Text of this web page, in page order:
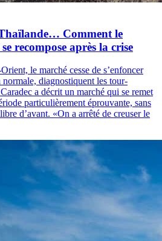
Comment le
recompose après la crise
le marché cesse de s’enfoncer
normale, diagnostiquent les tour-
a décrit un marché qui se remet
particulièrement éprouvante, sans
d’avant. «On a arrêté de creuser le